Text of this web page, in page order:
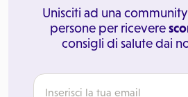
Unisciti ad una
persone per ricevere
consigli di salute dai